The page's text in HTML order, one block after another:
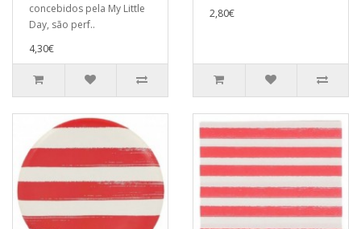
concebidos pela My Little
Day, são perf..
4,30€
2,80€